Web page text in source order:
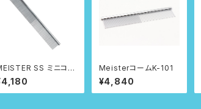
SS ミニコー
MeisterコームK-101
¥4,840